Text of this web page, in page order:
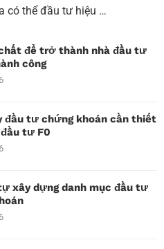
có thể đầu tư hiệu …
để trở thành nhà đầu tư
công
đầu tư chứng khoán cần thiết
tư F0
xây dựng danh mục đầu tư